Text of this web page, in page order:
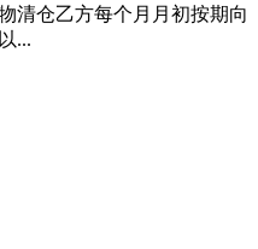
清仓乙方每个月月初按期向
...